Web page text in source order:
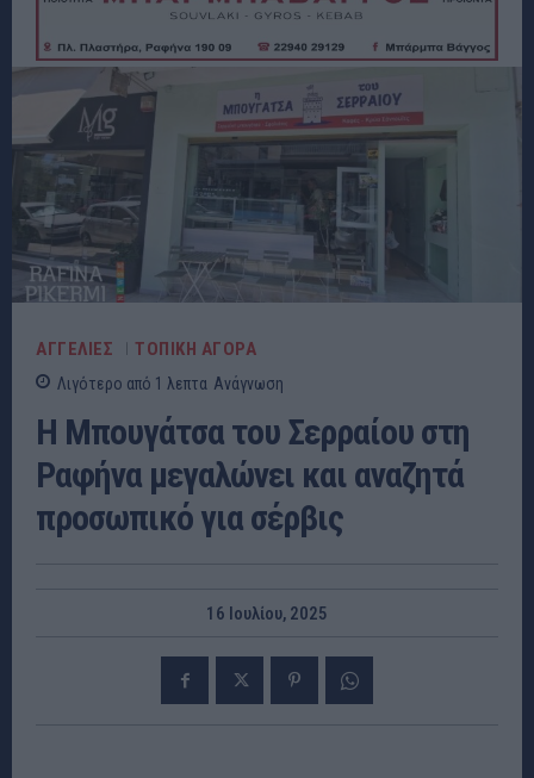
ΑΓΓΕΛΙΕΣ ΤΟΠΙΚΗ ΑΓΟΡΑ
Λιγότερο από 1 λεπτα Ανάγνωση
Η Μπουγάτσα του Σερραίου στη
Ραφήνα μεγαλώνει και αναζητά
προσωπικό για σέρβις
16 Ιουλίου, 2025